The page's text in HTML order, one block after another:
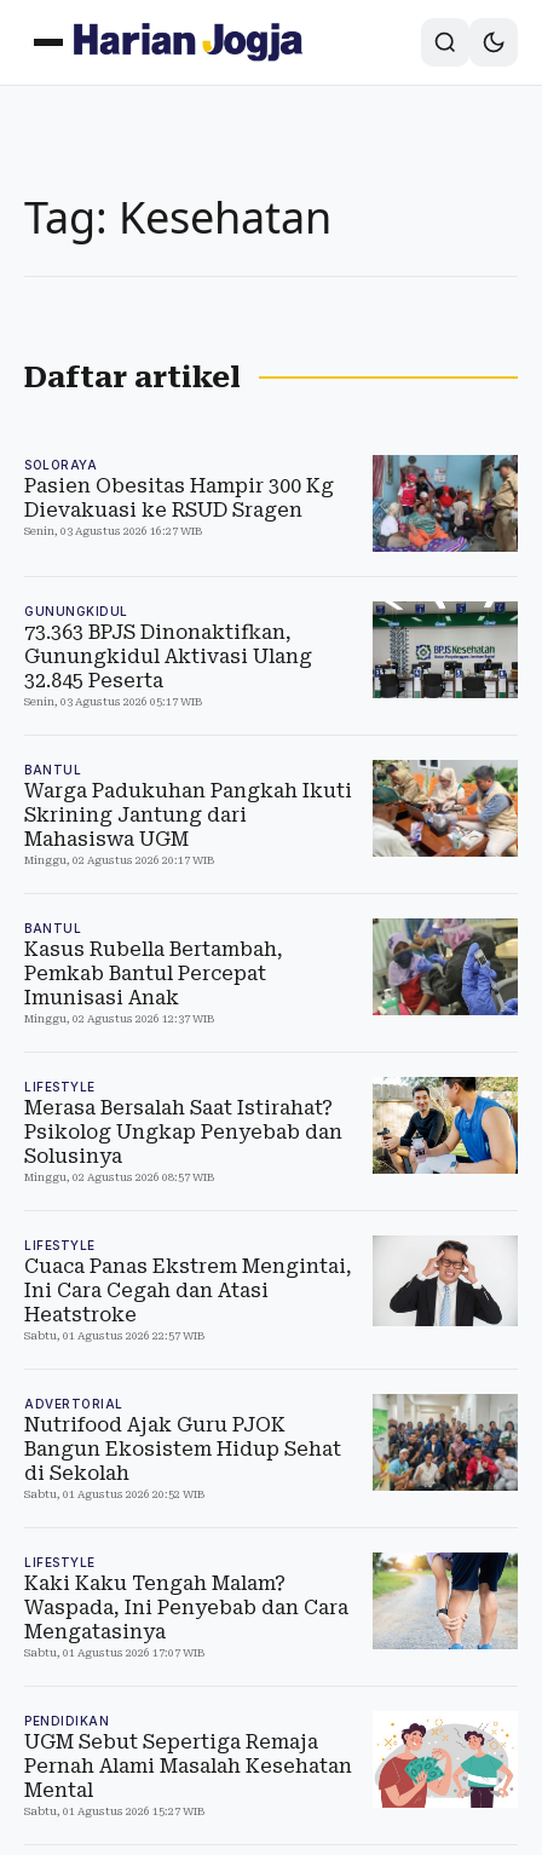
Tag: Kesehatan
Daftar artikel
SOLORAYA
Pasien Obesitas Hampir 300 Kg
Dievakuasi ke RSUD Sragen
Senin, 03 Agustus 2026 16:27 WIB
GUNUNGKIDUL
73.363 BPJS Dinonaktifkan,
Gunungkidul Aktivasi Ulang
32.845 Peserta
Senin, 03 Agustus 2026 05:17 WIB
BANTUL
Warga Padukuhan Pangkah Ikuti
Skrining Jantung dari
Mahasiswa UGM
Minggu, 02 Agustus 2026 20:17 WIB
BANTUL
Kasus Rubella Bertambah,
Pemkab Bantul Percepat
Imunisasi Anak
Minggu, 02 Agustus 2026 12:37 WIB
LIFESTYLE
Merasa Bersalah Saat Istirahat?
Psikolog Ungkap Penyebab dan
Solusinya
Minggu, 02 Agustus 2026 08:57 WIB
LIFESTYLE
Cuaca Panas Ekstrem Mengintai,
Ini Cara Cegah dan Atasi
Heatstroke
Sabtu, 01 Agustus 2026 22:57 WIB
ADVERTORIAL
Nutrifood Ajak Guru PJOK
Bangun Ekosistem Hidup Sehat
di Sekolah
Sabtu, 01 Agustus 2026 20:52 WIB
LIFESTYLE
Kaki Kaku Tengah Malam?
Waspada, Ini Penyebab dan Cara
Mengatasinya
Sabtu, 01 Agustus 2026 17:07 WIB
PENDIDIKAN
UGM Sebut Sepertiga Remaja
Pernah Alami Masalah Kesehatan
Mental
Sabtu, 01 Agustus 2026 15:27 WIB